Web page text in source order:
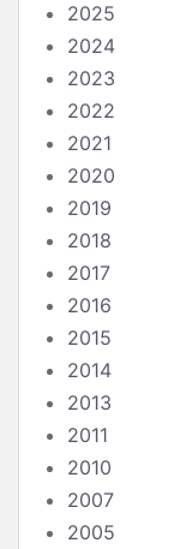
2025
2024
2023
2022
2021
2020
2019
2018
2017
2016
2015
2014
2013
2011
2010
2007
2005